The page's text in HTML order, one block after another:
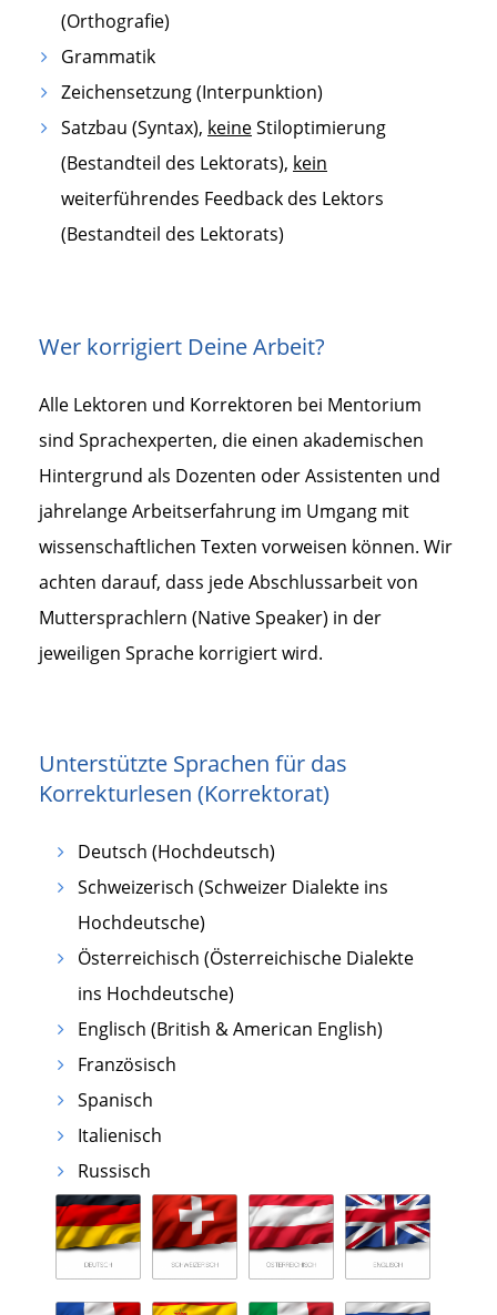
(Orthografie)
Grammatik
Zeichensetzung (Interpunktion)
Satzbau (Syntax), keineStiloptimierung
(Bestandteil des Lektorats), kein
weiterführendes Feedback des Lektors
(Bestandteil des Lektorats)
Wer korrigiert Deine Arbeit?
Alle Lektoren und Korrektoren bei Mentorium
sind Sprachexperten, die einen akademischen
Hintergrund als Dozenten oder Assistenten und
jahrelange Arbeitserfahrung im Umgang mit
wissenschaftlichen Texten vorweisen können. Wir
achten darauf, dass jede Abschlussarbeit von
Muttersprachlern (Native Speaker) in der
jeweiligen Sprache korrigiert wird.
Unterstützte Sprachen für das
Korrekturlesen (Korrektorat)
Deutsch (Hochdeutsch)
Schweizerisch (Schweizer Dialekte ins
Hochdeutsche)
Österreichisch (Österreichische Dialekte
ins Hochdeutsche)
Englisch (British & American English)
Französisch
Spanisch
Italienisch
Russisch